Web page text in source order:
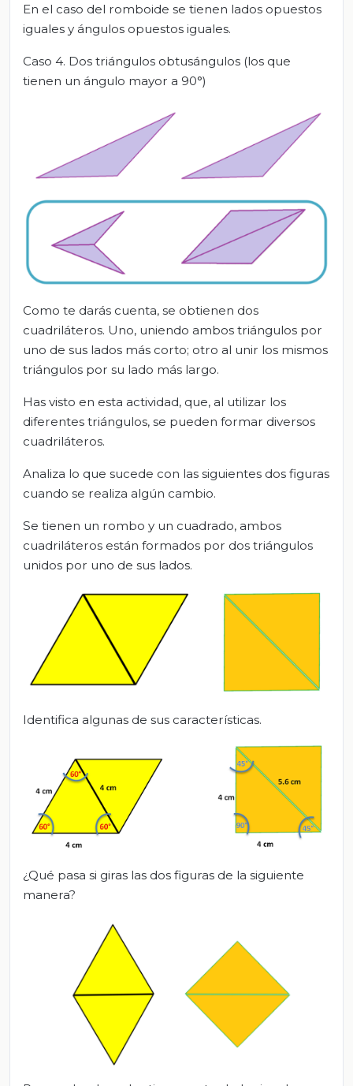
En el caso del romboide se tienen lados opuestos
iguales y ángulos opuestos iguales.
Caso 4. Dos triángulos obtusángulos (los que
tienen un ángulo mayor a 90°)
Como te darás cuenta, se obtienen dos
cuadriláteros. Uno, uniendo ambos triángulos por
uno de sus lados más corto; otro al unir los mismos
triángulos por su lado más largo.
Has visto en esta actividad, que, al utilizar los
diferentes triángulos, se pueden formar diversos
cuadriláteros.
Analiza lo que sucede con las siguientes dos figuras
cuando se realiza algún cambio.
Se tienen un rombo y un cuadrado, ambos
cuadriláteros están formados por dos triángulos
unidos por uno de sus lados.
Identifica algunas de sus características.
¿Qué pasa si giras las dos figuras de la siguiente
manera?